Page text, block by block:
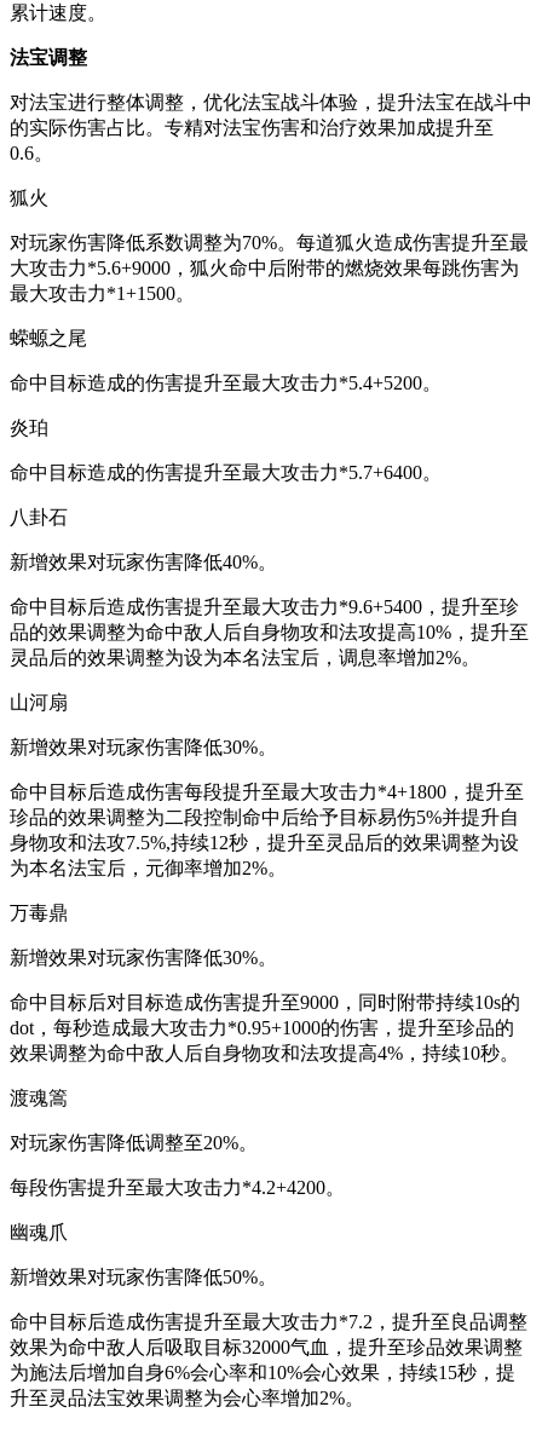
累计速度。
法宝调整
对法宝进行整体调整，优化法宝战斗体验，提升法宝在战斗中
的实际伤害占比。专精对法宝伤害和治疗效果加成提升至
0.6。
狐火
对玩家伤害降低系数调整为70%。每道狐火造成伤害提升至最
大攻击力*5.6+9000，狐火命中后附带的燃烧效果每跳伤害为
最大攻击力*1+1500。
蝾螈之尾
命中目标造成的伤害提升至最大攻击力*5.4+5200。
炎珀
命中目标造成的伤害提升至最大攻击力*5.7+6400。
八卦石
新增效果对玩家伤害降低40%。
命中目标后造成伤害提升至最大攻击力*9.6+5400，提升至珍
品的效果调整为命中敌人后自身物攻和法攻提高10%，提升至
灵品后的效果调整为设为本名法宝后，调息率增加2%。
山河扇
新增效果对玩家伤害降低30%。
命中目标后造成伤害每段提升至最大攻击力*4+1800，提升至
珍品的效果调整为二段控制命中后给予目标易伤5%并提升自
身物攻和法攻7.5%,持续12秒，提升至灵品后的效果调整为设
为本名法宝后，元御率增加2%。
万毒鼎
新增效果对玩家伤害降低30%。
命中目标后对目标造成伤害提升至9000，同时附带持续10s的
dot，每秒造成最大攻击力*0.95+1000的伤害，提升至珍品的
效果调整为命中敌人后自身物攻和法攻提高4%，持续10秒。
渡魂篙
对玩家伤害降低调整至20%。
每段伤害提升至最大攻击力*4.2+4200。
幽魂爪
新增效果对玩家伤害降低50%。
命中目标后造成伤害提升至最大攻击力*7.2，提升至良品调整
效果为命中敌人后吸取目标32000气血，提升至珍品效果调整
为施法后增加自身6%会心率和10%会心效果，持续15秒，提
升至灵品法宝效果调整为会心率增加2%。